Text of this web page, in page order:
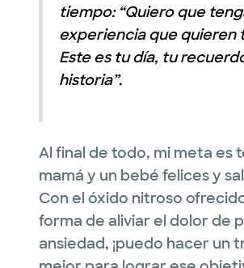
tiempo: “Quiero que
experiencia que quieren
Este es tu día, tu
historia”.
Al final de todo, mi meta es
mamá y un bebé felices y
Con el óxido nitroso
forma de aliviar el dolor de
ansiedad, ¡puedo hacer un